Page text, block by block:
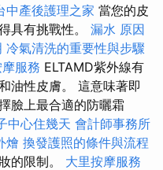
中產後護理之家 當您的皮
具有挑戰性。 漏水 原因
冷氣清洗的重要性與步驟
服務 ELTAMD紫外線有
油性皮膚。 這意味著即
臉上最合適的防曬霜
中心住幾天 會計師事務所
燴 換發護照的條件與流程
的限制。 大里按摩服務